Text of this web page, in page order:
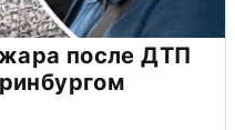
после ДТП